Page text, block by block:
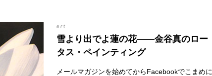
art
雪より出でよ蓮の花――金谷真のロー
タス・ペインティング
メールマガジンを始めてからFacebookでこまめに